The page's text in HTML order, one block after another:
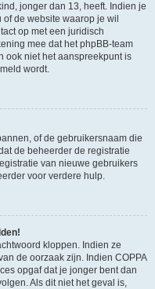
jonger dan 13, heeft. Indien je
de website waarop je wil
op met een juridisch
mee dat het phpBB-team
ook niet het aanspreekpunt is
wordt.
of de gebruikersnaam die
de beheerder de registratie
van nieuwe gebruikers
voor verdere hulp.
kloppen. Indien ze
de oorzaak zijn. Indien COPPA
opgaf dat je jonger bent dan
Als dit niet het geval is,